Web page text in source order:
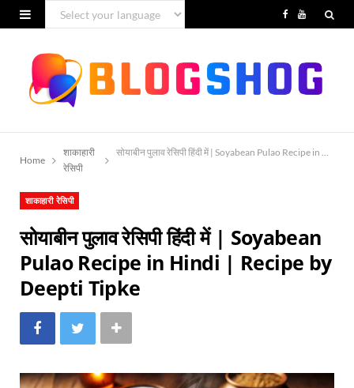
c
o
Y
u
b
Home
शाकाहारी
रेसिपी
सोयाबीन पुलाव रेसिपी हिंदी में | Soyabean Pulao Recipe in
शाकाहारी रेसिपी
सोयाबीन पुलाव रेसिपी हिंदी में | Soyabean
Pulao Recipe in Hindi | Recipe by
Deepti Tipke